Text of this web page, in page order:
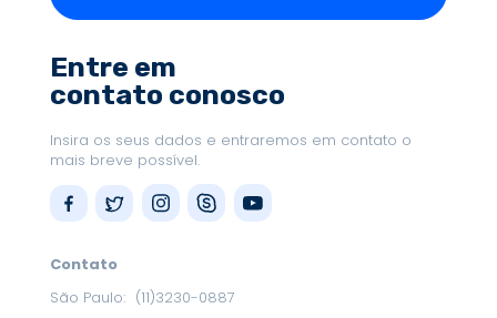
Entre em
contato conosco
Insira os seus dados e entraremos em contato o
mais breve possível.
Contato
São Paulo: (11)3230-0887